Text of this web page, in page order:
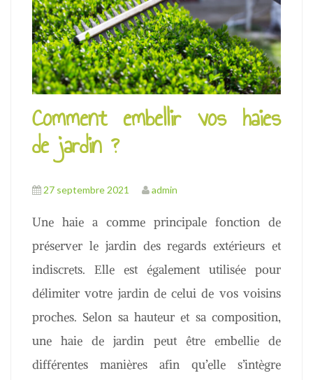
Comment embellir vos haies
de jardin ?
27 septembre 2021 admin
Une haie a comme principale fonction de
préserver le jardin des regards extérieurs et
indiscrets. Elle est également utilisée pour
délimiter votre jardin de celui de vos voisins
proches. Selon sa hauteur et sa composition,
une haie de jardin peut être embellie de
différentes manières afin qu’elle s’intègre